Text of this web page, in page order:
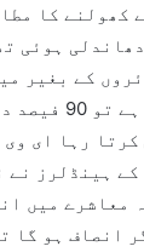
کھولنے کا
ہوئی
کے بغیر
اگر ای وی ایم
رہا ای وی
ہینڈلرز نے
معاشرے میں
انصاف ہو گا